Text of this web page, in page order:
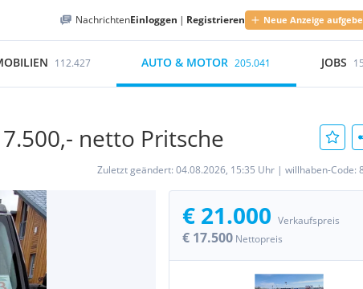
NachrichtenEinloggen | Registrieren Neue Anzeige
112.427 AUTO & MOTOR 205.041 JOBS
netto Pritsche
Zuletzt geändert: 04.08.2026, 15:35 Uhr | willhaben-Code:
€ 21.000 Verkaufspreis
€ 17.500 Nettopreis